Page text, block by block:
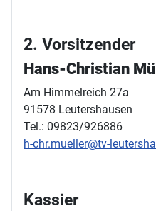
2. Vorsitzender
Hans-Christian
Am Himmelreich 27a
91578 Leutershausen
Tel.: 09823/926886
h-chr.mueller@tv-
Kassier